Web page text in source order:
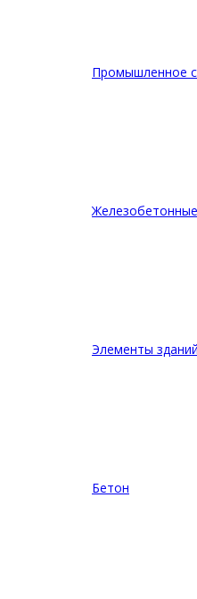
Промышленное
Элементы
Бетон